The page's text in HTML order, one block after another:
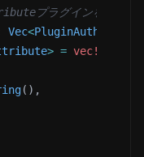
プラグインを追加
Vec<
> = vec!
( ) ,